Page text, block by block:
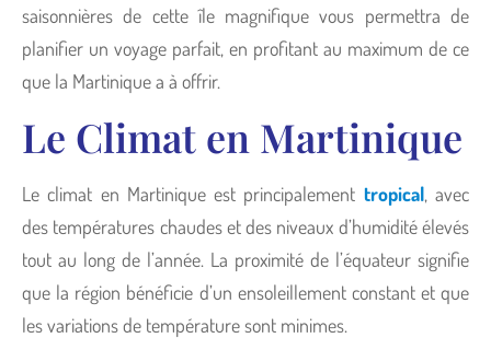
saisonnières de cette île magnifique vous permettra de
planifier un voyage parfait, en profitant au maximum de ce
que la Martinique a à offrir.
Le Climat en Martinique
Le climat en Martinique est principalement tropical, avec
des températures chaudes et des niveaux d’humidité élevés
tout au long de l’année. La proximité de l’équateur signifie
que la région bénéficie d’un ensoleillement constant et que
les variations de température sont minimes.